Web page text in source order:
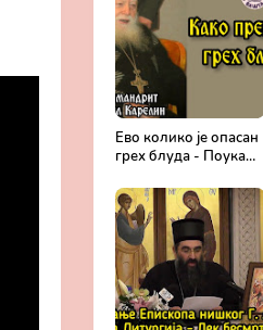
Ево колико је опасан
грех блуда - Поука
Рафаила Карелина